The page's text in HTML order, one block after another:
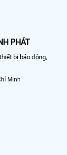
PHÁT
bị báo động,
Minh